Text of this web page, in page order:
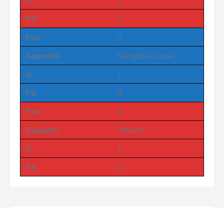
Pti
3
Pos
3
Squadra
Senigallia Calcio
G.
1
Pti
0
Pos
4
Squadra
Urbania
G.
1
Pti
0